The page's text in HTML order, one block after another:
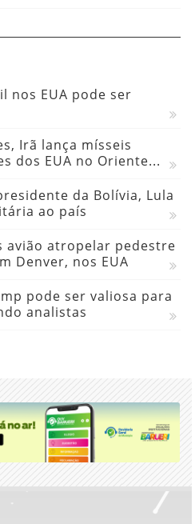
nos EUA pode ser
Irã lança mísseis
dos EUA no Oriente...
da Bolívia, Lula
ao país
avião atropelar pedestre
Denver, nos EUA
pode ser valiosa para
analistas